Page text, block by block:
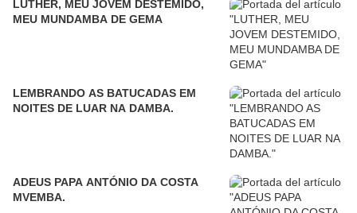
LUTHER, MEU JOVEM DESTEMIDO,
MEU MUNDAMBA DE GEMA
LEMBRANDO AS BATUCADAS EM
NOITES DE LUAR NA DAMBA.
ADEUS PAPA ANTÓNIO DA COSTA
MVEMBA.